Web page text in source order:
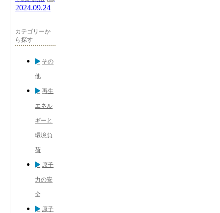
2024.09.24
カテゴリーか
ら探す
その
他
再生
エネル
ギーと
環境負
荷
原子
力の安
全
原子